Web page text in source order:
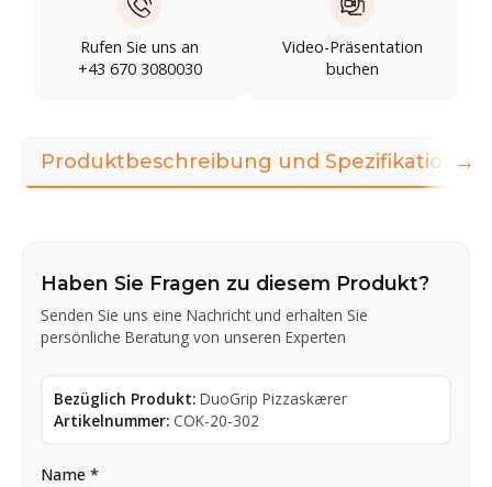
Rufen Sie uns an
+43 670 3080030
Video-Präsentation
buchen
Produktbeschreibung und Spezifikationen
Haben Sie Fragen zu diesem Produkt?
Senden Sie uns eine Nachricht und erhalten Sie
persönliche Beratung von unseren Experten
Bezüglich Produkt: DuoGrip Pizzaskærer
Artikelnummer: COK-20-302
Name *
→